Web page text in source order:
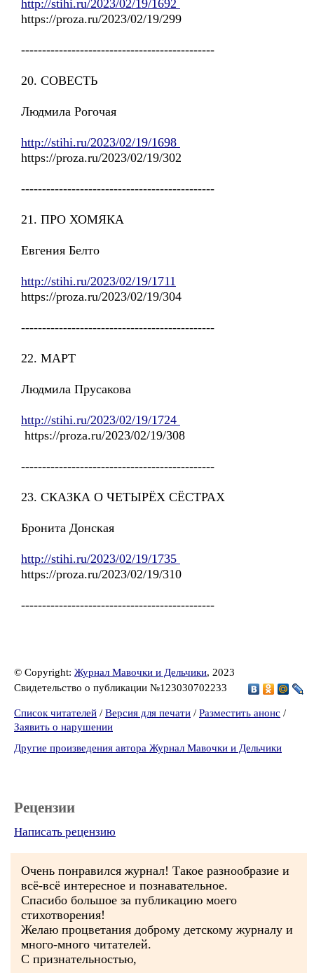
http://stihi.ru/2023/02/19/1692
https://proza.ru/2023/02/19/299
----------------------------------------------
20. СОВЕСТЬ
Людмила Рогочая
http://stihi.ru/2023/02/19/1698
https://proza.ru/2023/02/19/302
----------------------------------------------
21. ПРО ХОМЯКА
Евгения Белто
http://stihi.ru/2023/02/19/1711
https://proza.ru/2023/02/19/304
----------------------------------------------
22. МАРТ
Людмила Прусакова
http://stihi.ru/2023/02/19/1724
https://proza.ru/2023/02/19/308
----------------------------------------------
23. СКАЗКА О ЧЕТЫРЁХ СЁСТРАХ
Бронита Донская
http://stihi.ru/2023/02/19/1735
https://proza.ru/2023/02/19/310
----------------------------------------------
© Copyright: Журнал Мавочки и Дельчики, 2023
Свидетельство о публикации №123030702233
Список читателей / Версия для печати / Разместить анонс /
Заявить о нарушении
Другие произведения автора Журнал Мавочки и Дельчики
Рецензии
Написать рецензию
Очень понравился журнал! Такое разнообразие и
всё-всё интересное и познавательное.
Спасибо большое за публикацию моего
стихотворения!
Желаю процветания доброму детскому журналу и
много-много читателей.
С признательностью,